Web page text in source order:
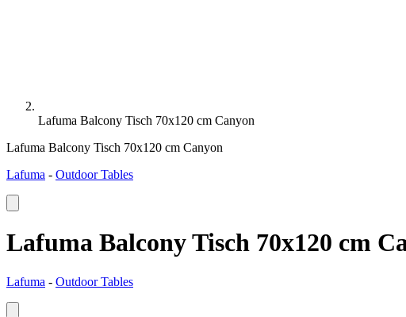
Lafuma Balcony Tisch 70x120 cm Canyon
Lafuma Balcony Tisch 70x120 cm Canyon
Lafuma - Outdoor Tables
Lafuma Balcony Tisch 70x120 cm
Lafuma - Outdoor Tables